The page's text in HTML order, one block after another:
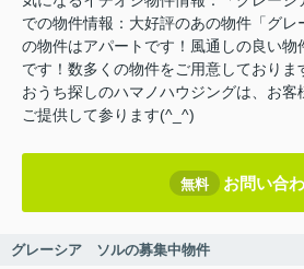
での物件情報：大好評のあの物件「グ
の物件はアパートです！風通しの良い
です！数多くの物件をご用意しており
おうち探しのハマノハウジングは、お客
ご提供して参ります(^_^)
無料 お問い合
グレーシア ソルの募集中物件